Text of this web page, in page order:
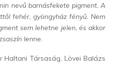
nevű barnásfekete pigment. A
fehér, gyöngyház fényű. Nem
sem lehetne jelen, és akkor
lenne.
Haltani Társaság, Lövei Balázs